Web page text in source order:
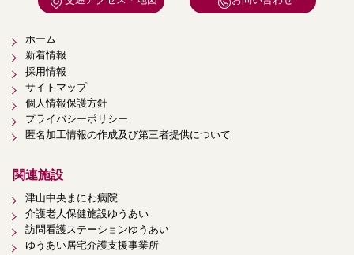
ホーム
新着情報
採用情報
サイトマップ
個人情報保護方針
プライバシーポリシー
匿名加工情報の作成及び第三者提供について
関連施設
津山中央まにわ病院
介護老人保健施設ゆうあい
訪問看護ステーションゆうあい
ゆうあい居宅介護支援事業所